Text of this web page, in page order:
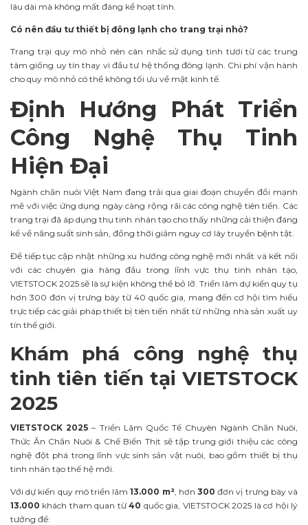
lâu dài mà không mất đáng kể hoạt tính.
Có nên đầu tư thiết bị đông lạnh cho trang trại nhỏ?
Trang trại quy mô nhỏ nên cân nhắc sử dụng tinh tươi từ các trung
tâm giống uy tín thay vì đầu tư hệ thống đông lạnh. Chi phí vận hành
cho quy mô nhỏ có thể không tối ưu về mặt kinh tế.
Định Hướng Phát Triển
Công Nghệ Thụ Tinh
Hiện Đại
Ngành chăn nuôi Việt Nam đang trải qua giai đoạn chuyển đổi mạnh
mẽ với việc ứng dụng ngày càng rộng rãi các công nghệ tiên tiến. Các
trang trại đã áp dụng thụ tinh nhân tạo cho thấy những cải thiện đáng
kể về năng suất sinh sản, đồng thời giảm nguy cơ lây truyền bệnh tật.
Để tiếp tục cập nhật những xu hướng công nghệ mới nhất và kết nối
với các chuyên gia hàng đầu trong lĩnh vực thụ tinh nhân tạo,
VIETSTOCK 2025 sẽ là sự kiện không thể bỏ lỡ. Triển lãm dự kiến quy tụ
hơn 300 đơn vị trưng bày từ 40 quốc gia, mang đến cơ hội tìm hiểu
trực tiếp các giải pháp thiết bị tiên tiến nhất từ những nhà sản xuất uy
tín thế giới.
Khám phá công nghệ thụ
tinh tiên tiến tại VIETSTOCK
2025
VIETSTOCK 2025 – Triển Lãm Quốc Tế Chuyên Ngành Chăn Nuôi,
Thức Ăn Chăn Nuôi & Chế Biến Thịt sẽ tập trung giới thiệu các công
nghệ đột phá trong lĩnh vực sinh sản vật nuôi, bao gồm thiết bị thụ
tinh nhân tạo thế hệ mới.
Với dự kiến quy mô triển lãm13.000 m², hơn300 đơn vị trưng bày và
13.000 khách tham quan từ40 quốc gia, VIETSTOCK 2025 là cơ hội lý
tưởng để: